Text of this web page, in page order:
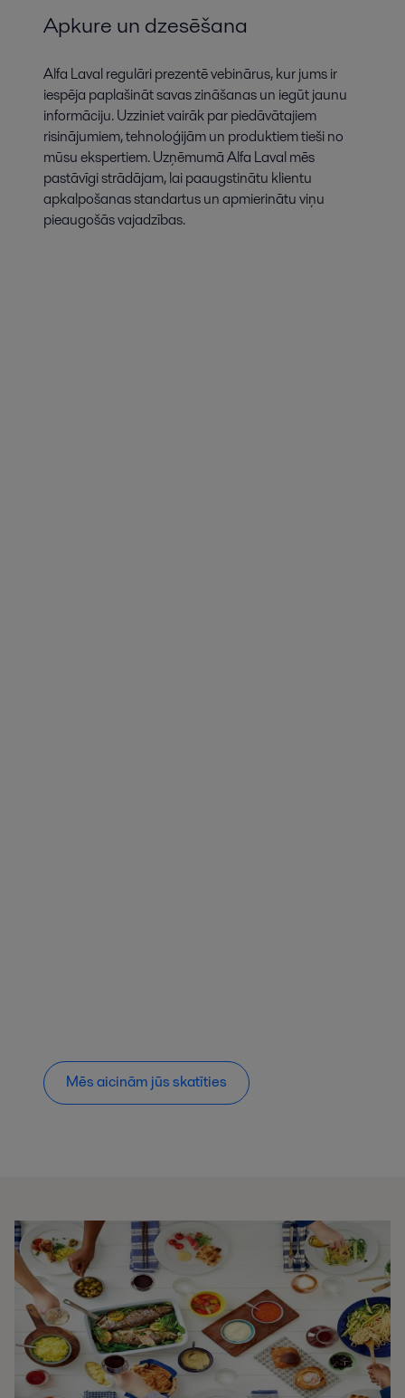
Apkure un dzesēšana
Alfa Laval regulāri prezentē vebinārus, kur jums ir
iespēja paplašināt savas zināšanas un iegūt jaunu
informāciju. Uzziniet vairāk par piedāvātajiem
risinājumiem, tehnoloģijām un produktiem tieši no
mūsu ekspertiem. Uzņēmumā Alfa Laval mēs
pastāvīgi strādājam, lai paaugstinātu klientu
apkalpošanas standartus un apmierinātu viņu
pieaugošās vajadzības.
Mēs aicinām jūs skatīties